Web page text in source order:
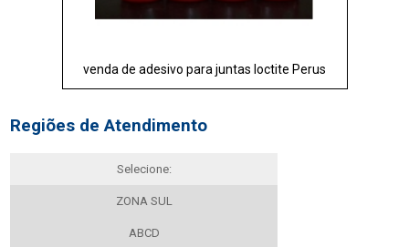
venda de adesivo para juntas loctite Perus
Regiões de Atendimento
Selecione:
ZONA SUL
ABCD